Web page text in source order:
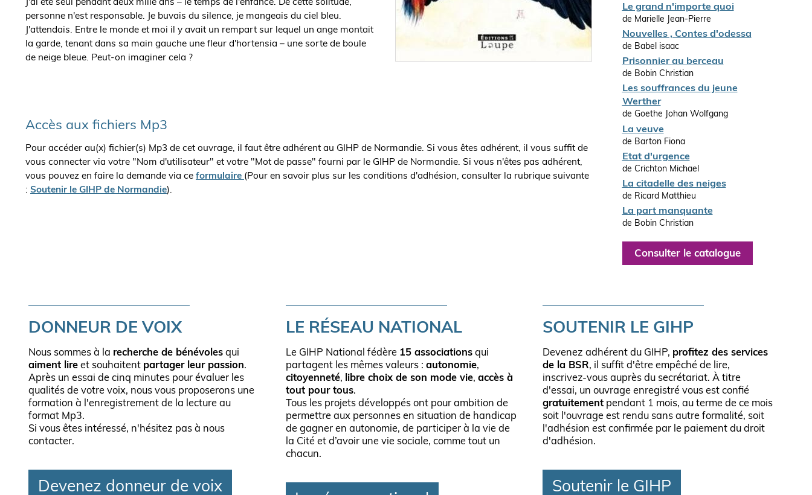
J'ai été seul pendant deux mille ans – le temps de l'enfance. De cette solitude,
personne n'est responsable. Je buvais du silence, je mangeais du ciel bleu.
J'attendais. Entre le monde et moi il y avait un rempart sur lequel un ange montait
la garde, tenant dans sa main gauche une fleur d'hortensia – une sorte de boule
de neige bleue. Peut-on imaginer cela ?
Accès aux fichiers Mp3
Pour accéder au(x) fichier(s) Mp3 de cet ouvrage, il faut être adhérent au GIHP de Normandie. Si vous êtes adhérent, il vous suffit de
vous connecter via votre "Nom d'utilisateur" et votre "Mot de passe" fourni par le GIHP de Normandie. Si vous n'êtes pas adhérent,
vous pouvez en faire la demande via ce formulaire (Pour en savoir plus sur les conditions d'adhésion, consulter la rubrique suivante
: Soutenir le GIHP de Normandie).
Le grand n'importe quoi
de Marielle Jean-Pierre
Nouvelles , Contes d'odessa
de Babel isaac
Prisonnier au berceau
de Bobin Christian
Les souffrances du jeune
Werther
de Goethe Johan Wolfgang
La veuve
de Barton Fiona
Etat d'urgence
de Crichton Michael
La citadelle des neiges
de Ricard Matthieu
La part manquante
de Bobin Christian
Consulter le catalogue
DONNEUR DE VOIX
Nous sommes à la recherche de bénévoles qui
aiment lire et souhaitent partager leur passion.
Après un essai de cinq minutes pour évaluer les
qualités de votre voix, nous vous proposerons une
formation à l'enregistrement de la lecture au
format Mp3.
Si vous êtes intéressé, n'hésitez pas à nous
contacter.
Devenez donneur de voix
LE RÉSEAU NATIONAL
Le GIHP National fédère 15 associationsqui
partagent les mêmes valeurs : autonomie,
citoyenneté, libre choix de son mode vie, accès à
tout pour tous.
Tous les projets développés ont pour ambition de
permettre aux personnes en situation de handicap
de gagner en autonomie, de participer à la vie de
la Cité et d’avoir une vie sociale, comme tout un
chacun.
SOUTENIR LE GIHP
Devenez adhérent du GIHP, profitez des services
de la BSR, il suffit d'être empêché de lire,
inscrivez-vous auprès du secrétariat. À titre
d'essai, un ouvrage enregistré vous est confié
gratuitement pendant 1 mois, au terme de ce mois
soit l'ouvrage est rendu sans autre formalité, soit
l'adhésion est confirmée par le paiement du droit
d'adhésion.
Soutenir le GIHP